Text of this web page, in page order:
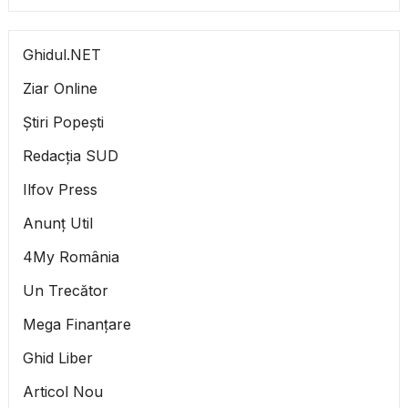
Ghidul.NET
Ziar Online
Știri Popești
Redacția SUD
Ilfov Press
Anunț Util
4My România
Un Trecător
Mega Finanțare
Ghid Liber
Articol Nou